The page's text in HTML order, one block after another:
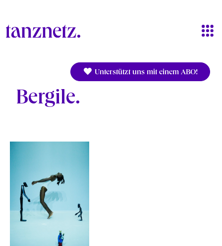
Unterstützt uns mit einem ABO!
Bergile